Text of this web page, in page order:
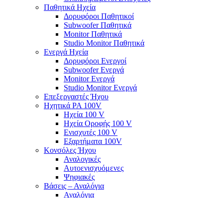
Παθητικά Ηχεία
Δορυφόροι Παθητικοί
Subwoofer Παθητικά
Monitor Παθητικά
Studio Monitor Παθητικά
Ενεργά Ηχεία
Δορυφόροι Ενεργοί
Subwoofer Ενεργά
Monitor Ενεργά
Studio Monitor Ενεργά
Επεξεργαστές Ήχου
Ηχητικά PA 100V
Ηχεία 100 V
Ηχεία Οροφής 100 V
Ενισχυτές 100 V
Εξαρτήματα 100V
Κονσόλες Ήχου
Αναλογικές
Αυτοενισχυόμενες
Ψηφιακές
Βάσεις – Αναλόγια
Αναλόγια